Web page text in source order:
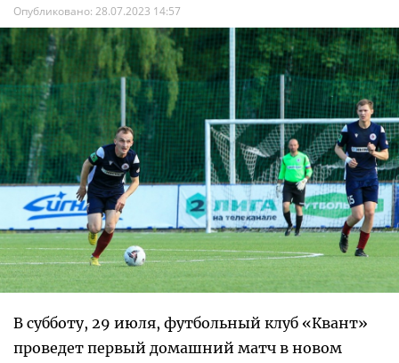
Опубликовано: 28.07.2023 14:57
В субботу, 29 июля, футбольный клуб «Квант»
проведет первый домашний матч в новом